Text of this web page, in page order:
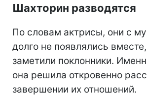
Шахторин разводятся
По словам актрисы, они с
долго не появлялись
заметили поклонники.
она решила откровенно
завершении их отношений.